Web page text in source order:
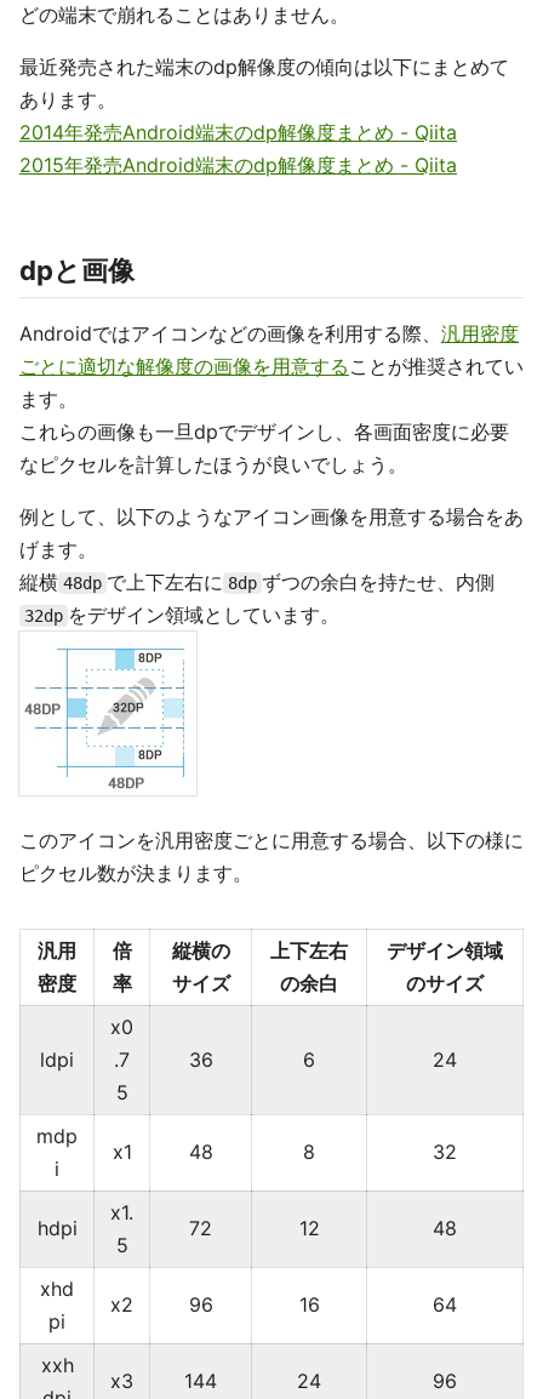
どの端末で崩れることはありません。
最近発売された端末のdp解像度の傾向は以下にまとめて
あります。
2014年発売Android端末のdp解像度まとめ - Qiita
2015年発売Android端末のdp解像度まとめ - Qiita
dpと画像
Androidではアイコンなどの画像を利用する際、 汎用密度
ごとに適切な解像度の画像を用意する ことが推奨されてい
ます。
これらの画像も一旦dpでデザインし、各画面密度に必要
なピクセルを計算したほうが良いでしょう。
例として、以下のようなアイコン画像を用意する場合をあ
げます。
縦横 48dp で上下左右に 8dp ずつの余白を持たせ、内側
32dp をデザイン領域としています。
このアイコンを汎用密度ごとに用意する場合、以下の様に
ピクセル数が決まります。
汎用
密度
倍
率
縦横の
サイズ
上下左右
の余白
デザイン領域
のサイズ
ldpi
x0
.7
5
36 6 24
mdp
i
x1 48 8 32
hdpi
x1.
5
72 12 48
xhd
pi
x2 96 16 64
xxh
x3 144 24 96